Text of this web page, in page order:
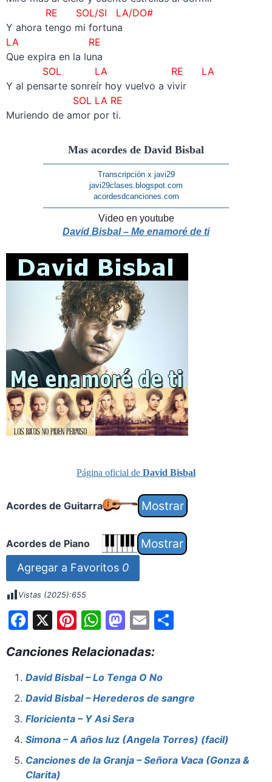
RE SOL/SI LA/DO#
Y ahora tengo mi fortuna
LA RE
Que expira en la luna
SOL LA RE LA
Y al pensarte sonreír hoy vuelvo a vivir
SOL LA RE
Muriendo de amor por ti.
Mas acordes de David Bisbal
———————————————————————–
Transcripción x javi29
javi29clases.blogspot.com
acordesdcanciones.com
———————————————————————–
Video en youtube
David Bisbal – Me enamoré de ti
Página oficial de David Bisbal
Acordes de Guitarra
Acordes de Piano
Agregar a Favoritos 0
Vistas (2025):655
F
c
e
b
o
o
k
X Pi
er
e
st
W
at
s
A
p
p
M
st
o
d
o
n
E
ai
l
S
Canciones Relacionadas:
David Bisbal – Lo Tenga O No
David Bisbal – Herederos de sangre
Floricienta – Y Asi Sera
Simona – A años luz (Angela Torres) (facil)
Canciones de la Granja – Señora Vaca (Gonza &
Clarita)